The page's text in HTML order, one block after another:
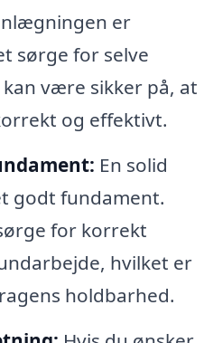
er
sørge for selve
være sikker på, at
og effektivt.
En solid
godt fundament.
for korrekt
hvilket er
holdbarhed.